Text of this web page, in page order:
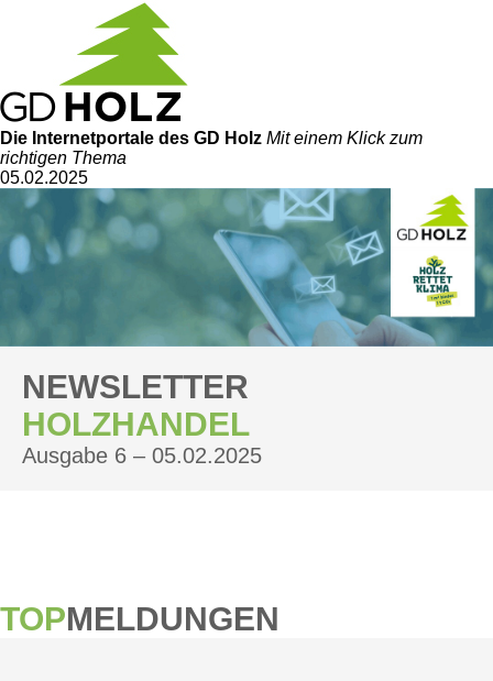
Die Internetportale des GD Holz Mit einem Klick zum
richtigen Thema
05.02.2025
NEWSLETTER
HOLZHANDEL
Ausgabe 6 – 05.02.2025
TOPMELDUNGEN